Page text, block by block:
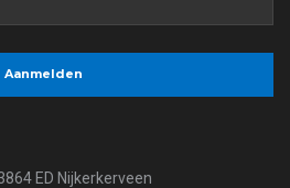
ED Nijkerkerveen